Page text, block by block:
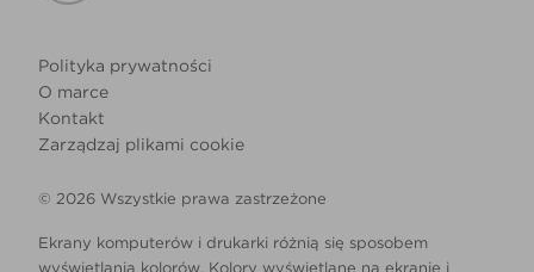
Polityka prywatności
O marce
Kontakt
Zarządzaj plikami cookie
© 2026 Wszystkie prawa zastrzeżone
Ekrany komputerów i drukarki różnią się sposobem
wyświetlania kolorów. Kolory wyświetlane na ekranie i